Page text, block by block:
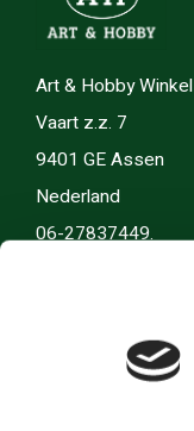
Art & Hobby Winkel
Vaart z.z. 7
9401 GE Assen
Nederland
06-27837449.